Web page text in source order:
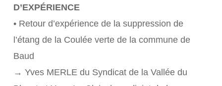
D’EXPÉRIENCE
• Retour d’expérience de la suppression de
l’étang de la Coulée verte de la commune de
Baud
→ Yves MERLE du Syndicat de la Vallée du